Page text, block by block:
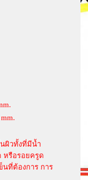
ผิวทั้งที่มีน้ำ
หรือรอยครูด
นที่ต้องการ การ